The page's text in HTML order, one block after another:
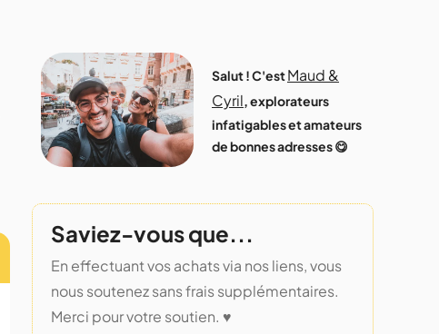
Salut ! C'estMaud &
Cyril, explorateurs
infatigables et amateurs
de bonnes adresses 😋
Saviez-vous que...
En effectuant vos achats via nos liens, vous
nous soutenez sans frais supplémentaires.
Merci pour votre soutien. ♥️